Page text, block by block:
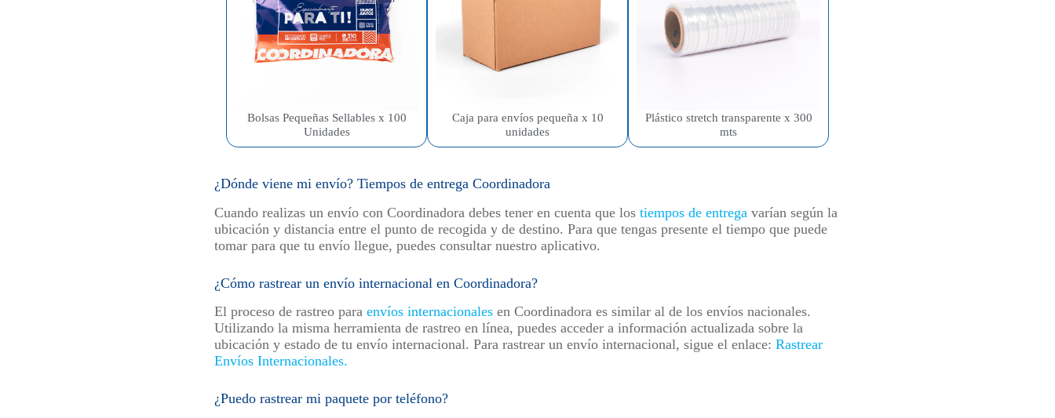
Bolsas Pequeñas Sellables x 100
Unidades
Caja para envíos pequeña x 10
unidades
Plástico stretch transparente x 300
mts
¿Dónde viene mi envío? Tiempos de entrega Coordinadora
Cuando realizas un envío con Coordinadora debes tener en cuenta que los tiempos de entrega varían según la
ubicación y distancia entre el punto de recogida y de destino. Para que tengas presente el tiempo que puede
tomar para que tu envío llegue, puedes consultar nuestro aplicativo.
¿Cómo rastrear un envío internacional en Coordinadora?
El proceso de rastreo para envíos internacionales en Coordinadora es similar al de los envíos nacionales.
Utilizando la misma herramienta de rastreo en línea, puedes acceder a información actualizada sobre la
ubicación y estado de tu envío internacional. Para rastrear un envío internacional, sigue el enlace: Rastrear
Envíos Internacionales.
¿Puedo rastrear mi paquete por teléfono?